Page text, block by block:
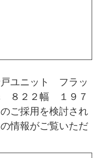
ユニット フラッ
８２２幅 １９７
ご採用を検討され
情報がご覧いただ